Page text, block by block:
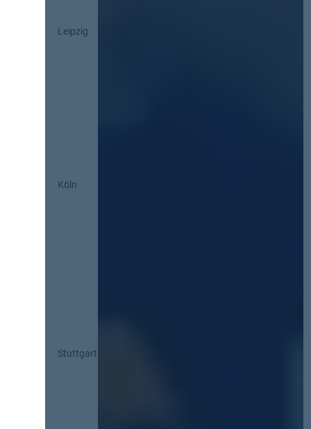
Leipzig
Köln
Stuttgart